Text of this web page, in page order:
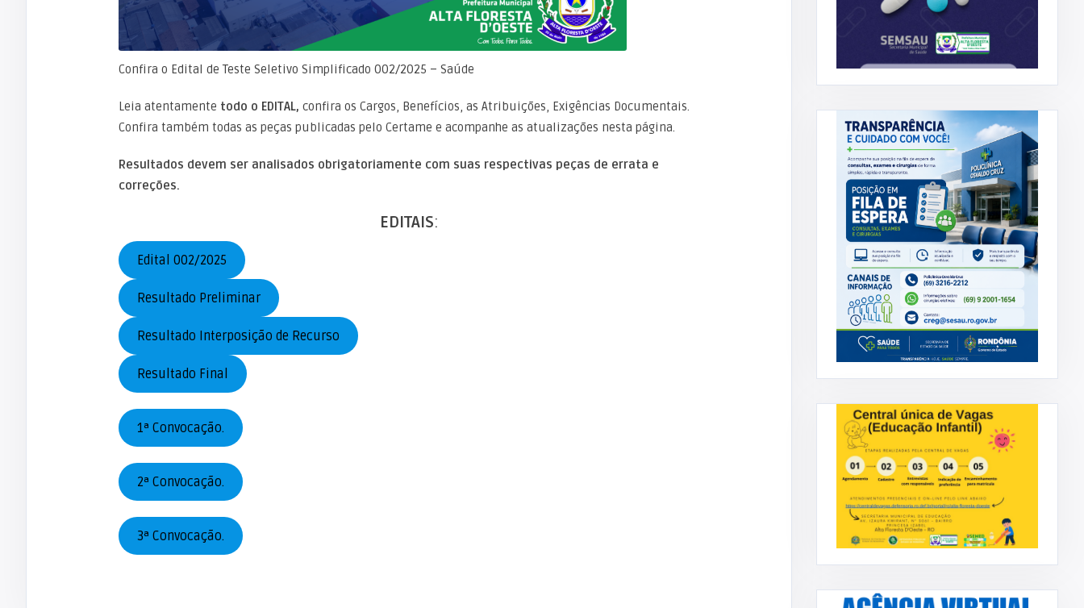
Confira o Edital de Teste Seletivo Simplificado 002/2025 – Saúde
Leia atentamente todo o EDITAL, confira os Cargos, Benefícios, as Atribuições, Exigências Documentais.
Confira também todas as peças publicadas pelo Certame e acompanhe as atualizações nesta página.
Resultados devem ser analisados obrigatoriamente com suas respectivas peças de errata e
correções.
EDITAIS:
Edital 002/2025
Resultado Preliminar
Resultado Interposição de Recurso
Resultado Final
1ª Convocação.
2ª Convocação.
3ª Convocação.